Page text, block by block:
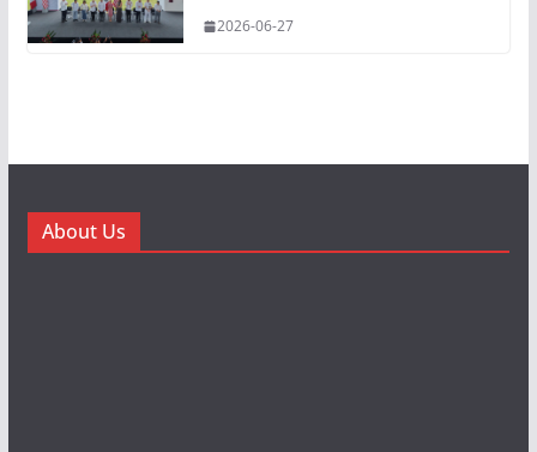
2026-06-27
About Us